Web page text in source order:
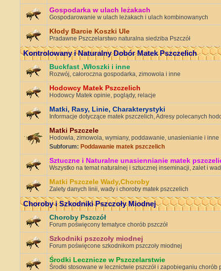
Gospodarka w ulach leżakach
Gospodarowanie w ulach leżakach i ulach kombinowanych
Kłody Barcie Koszki Ule
Pradawne Pszczelarstwo naturalna siedziba Pszczół
Kontrolowany i Naturalny Dobór Matek Pszczelich
Buckfast ,Włoszki i inne
Rozwój, całoroczna gospodarka, zimowola i inne
Hodowcy Matek Pszczelich
Hodowcy Matek opinie, poglądy, relacje
Matki, Rasy, Linie, Charakterystyki
Informacje dotyczące matek pszczelich, Adresy polecanych
Matki Pszczele
Hodowla, zimowola, wymiany, poddawanie, unasienianie i inne
Subforum: Poddawanie matek pszczelich
Sztuczne i Naturalne unasiennianie matek
Wszystko na temat naturalnej i sztucznej inseminacji, zalet i
Matki Pszczele Wady,Choroby
Zalety danych linii, wady i choroby matek pszczelich
Choroby i Szkodniki Pszczoły Miodnej
Choroby Pszczół
Forum poświęcony tematyce chorób pszczół
Szkodniki pszczoły miodnej
Forum poświęcone szkodnikom pszczoły miodnej
Środki Lecznicze w Pszczelarstwie
Środki stosowane w lecznictwie pszczół i zapobieganiu chorób